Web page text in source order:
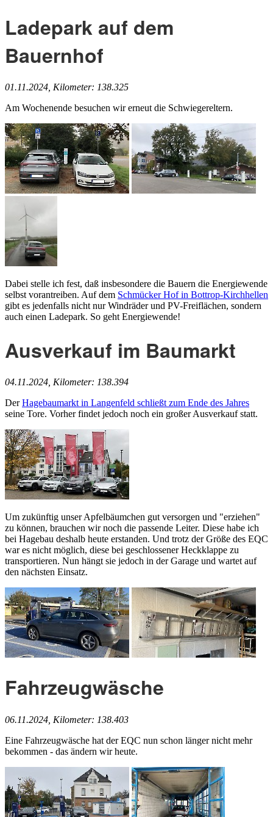
Ladepark auf dem
Bauernhof
01.11.2024, Kilometer: 138.325
Am Wochenende besuchen wir erneut die Schwiegereltern.
Dabei stelle ich fest, daß insbesondere die Bauern die Energiewende
selbst vorantreiben. Auf dem Schmücker Hof in Bottrop-Kirchhellen
gibt es jedenfalls nicht nur Windräder und PV-Freiflächen, sondern
auch einen Ladepark. So geht Energiewende!
Ausverkauf im Baumarkt
04.11.2024, Kilometer: 138.394
DerHagebaumarkt in Langenfeld schließt zum Ende des Jahres
seine Tore. Vorher findet jedoch noch ein großer Ausverkauf statt.
Um zukünftig unser Apfelbäumchen gut versorgen und "erziehen"
zu können, brauchen wir noch die passende Leiter. Diese habe ich
bei Hagebau deshalb heute erstanden. Und trotz der Größe des EQC
war es nicht möglich, diese bei geschlossener Heckklappe zu
transportieren. Nun hängt sie jedoch in der Garage und wartet auf
den nächsten Einsatz.
Fahrzeugwäsche
06.11.2024, Kilometer: 138.403
Eine Fahrzeugwäsche hat der EQC nun schon länger nicht mehr
bekommen - das ändern wir heute.